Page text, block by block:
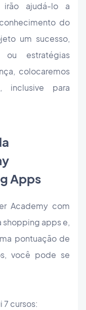
irão ajudá-lo a
do
um sucesso,
ou estratégias
colocaremos
inclusive para
Apps
Academy com
shopping apps e,
pontuação de
você pode se
7 cursos: